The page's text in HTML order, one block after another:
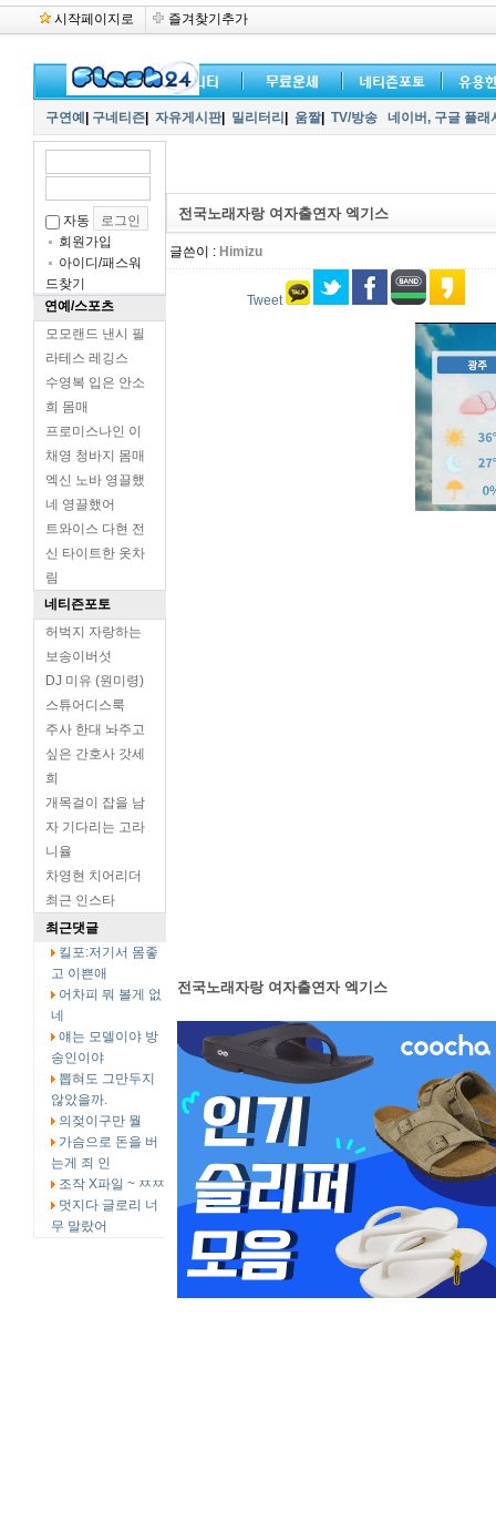
시작페이지로 즐겨찾기추가
구연예 구네티즌 자유게시판| 밀리터리 움짤| TV/방송 네이버, 구글 플
자동
회원가입
아이디/패스워
드찾기
연예/스포츠
모모랜드 낸시 필
라테스 레깅스
수영복 입은 안소
희 몸매
프로미스나인 이
채영 청바지 몸매
엑신 노바 영끌했
네 영끌했어
트와이스 다현 전
신 타이트한 옷차
림
네티즌포토
허벅지 자랑하는
보송이버섯
DJ 미유 (원미령)
스튜어디스룩
주사 한대 놔주고
싶은 간호사 갓세
희
개목걸이 잡을 남
자 기다리는 고라
니율
차영현 치어리더
최근 인스타
최근댓글
킬포:저기서 몸좋
고 이쁜애
어차피 뭐 볼게 없
네
얘는 모델이야 방
송인이야
뽑혀도 그만두지
않았을까.
의젖이구만 뭘
가슴으로 돈을 버
는게 죄 인
조작 X파일 ~ ㅉㅉ
멋지다 글로리 너
무 말랐어
전국노래자랑 여자출연자 엑기스
글쓴이 : Himizu
Tweet
전국노래자랑 여자출연자 엑기스